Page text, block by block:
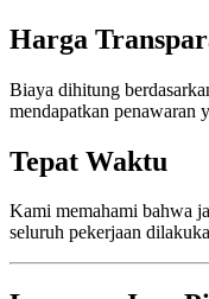
Harga
Biaya dihitung
mendapatkan penawaran
Tepat Waktu
Kami memahami bahwa
seluruh pekerjaan